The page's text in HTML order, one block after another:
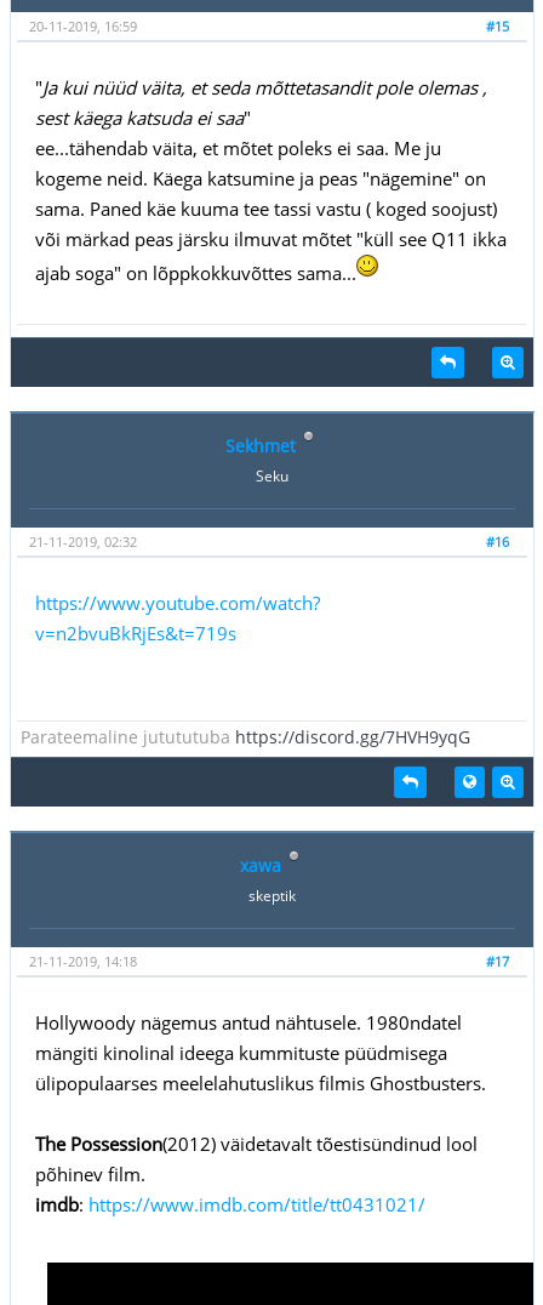
#15
20-11-2019, 16:59
"Ja kui nüüd väita, et seda mõttetasandit pole olemas ,
sest käega katsuda ei saa"
ee...tähendab väita, et mõtet poleks ei saa. Me ju
kogeme neid. Käega katsumine ja peas "nägemine" on
sama. Paned käe kuuma tee tassi vastu ( koged soojust)
või märkad peas järsku ilmuvat mõtet "küll see Q11 ikka
ajab soga" on lõppkokkuvõttes sama...
Sekhmet
Seku
#16
21-11-2019, 02:32
https://www.youtube.com/watch?
v=n2bvuBkRjEs&t=719s
Parateemaline jutututuba https://discord.gg/7HVH9yqG
xawa
skeptik
#17
21-11-2019, 14:18
Hollywoody nägemus antud nähtusele. 1980ndatel
mängiti kinolinal ideega kummituste püüdmisega
ülipopulaarses meelelahutuslikus filmis Ghostbusters.
The Possession(2012) väidetavalt tõestisündinud lool
põhinev film.
imdb: https://www.imdb.com/title/tt0431021/